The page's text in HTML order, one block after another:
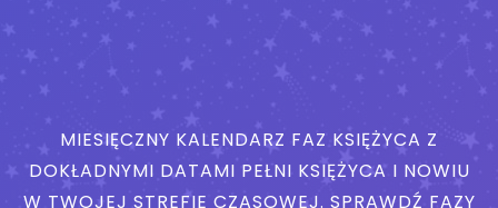
MIESIĘCZNY KALENDARZ FAZ KSIĘŻYCA Z
DOKŁADNYMI DATAMI PEŁNI KSIĘŻYCA I NOWIU
W TWOJEJ STREFIE CZASOWEJ. SPRAWDŹ FAZY